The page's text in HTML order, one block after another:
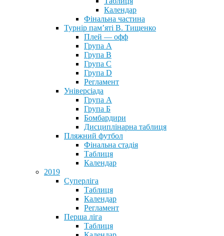
Календар
Фінальна частина
Турнір пам’яті В. Тищенко
Плей — офф
Група А
Група B
Група С
Група D
Регламент
Універсіада
Група А
Група Б
Бомбардири
Дисциплінарна таблиця
Пляжний футбол
Фінальна стадія
Таблиця
Календар
2019
Суперліга
Таблиця
Календар
Регламент
Перша ліга
Таблиця